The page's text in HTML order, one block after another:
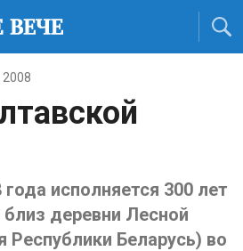
2008
года исполняется 300 лет
деревни Лесной
Республики Беларусь) во